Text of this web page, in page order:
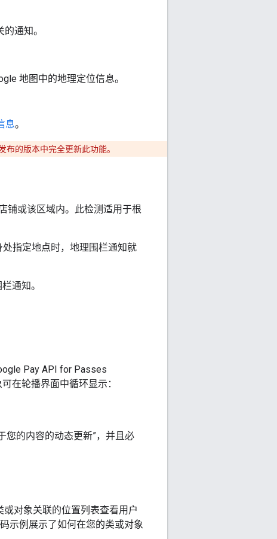
通知。
地图中的地理定位信息。
息。
的版本中完全更新此功能。
铺或该区域内。此检测适用于根
指定地点时，地理围栏通知就
通知。
Pay API for Passes
在轮播界面中循环显示：
您的内容的动态更新”，并且必
对象关联的位置列表查看用户
示例展示了如何在您的类或对象